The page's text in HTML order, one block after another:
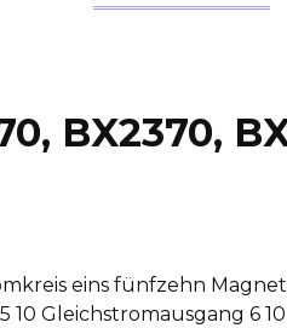
BX2370,
eins fünfzehn
10 Gleichstromausgang 6